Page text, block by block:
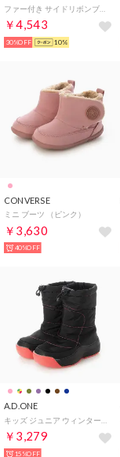
￥4,543
30%OFF 10%
CONVERSE
ミニ ブーツ （ピンク）
￥3,630
40%OFF
A.D.ONE
￥3,279
15%OFF